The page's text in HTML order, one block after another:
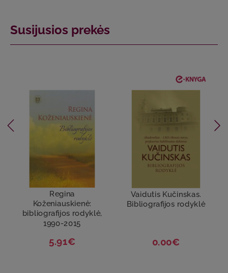
Susijusios prekės
Regina
Koženiauskienė:
bibliografijos rodyklė,
1990-2015
5.91€
Vaidutis Kučinskas.
Bibliografijos rodyklė
0.00€